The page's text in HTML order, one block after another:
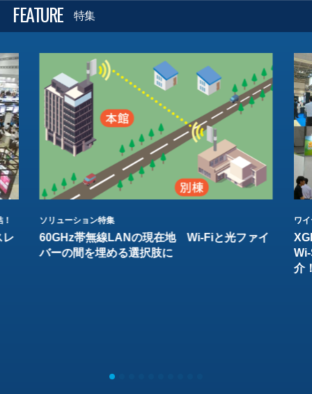
FEATURE 特集
レ
ソリューション特集
60GHz帯無線LANの現在地 Wi-Fiと光ファイ
バーの間を埋める選択肢に
ワ
介